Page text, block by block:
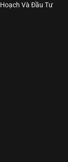
Và Đầu Tư